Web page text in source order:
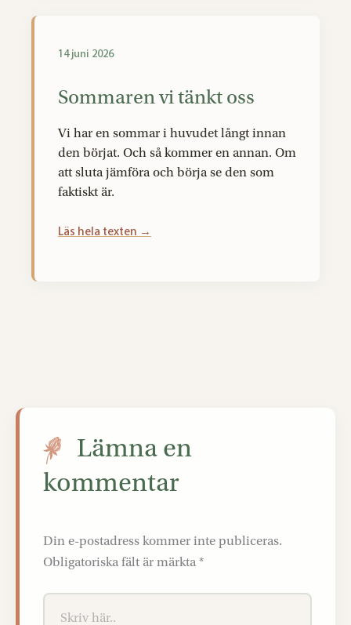
Sommaren vi tänkt oss
Vi har en sommar i huvudet långt innan
den börjat. Och så kommer en annan. Om
att sluta jämföra och börja se den som
faktiskt är.
Läs hela texten →
14 juni 2026
Lämna en
kommentar
Din e-postadress kommer inte publiceras.
Obligatoriska fält är märkta *